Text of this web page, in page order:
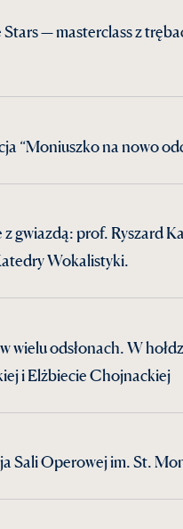
Stars — masterclass z
“Moniuszko na nowo
gwiazdą: prof. Ryszard
Wokalistyki.
wielu odsłonach. W
i Elżbiecie Chojnackiej
Sali Operowej im. St.